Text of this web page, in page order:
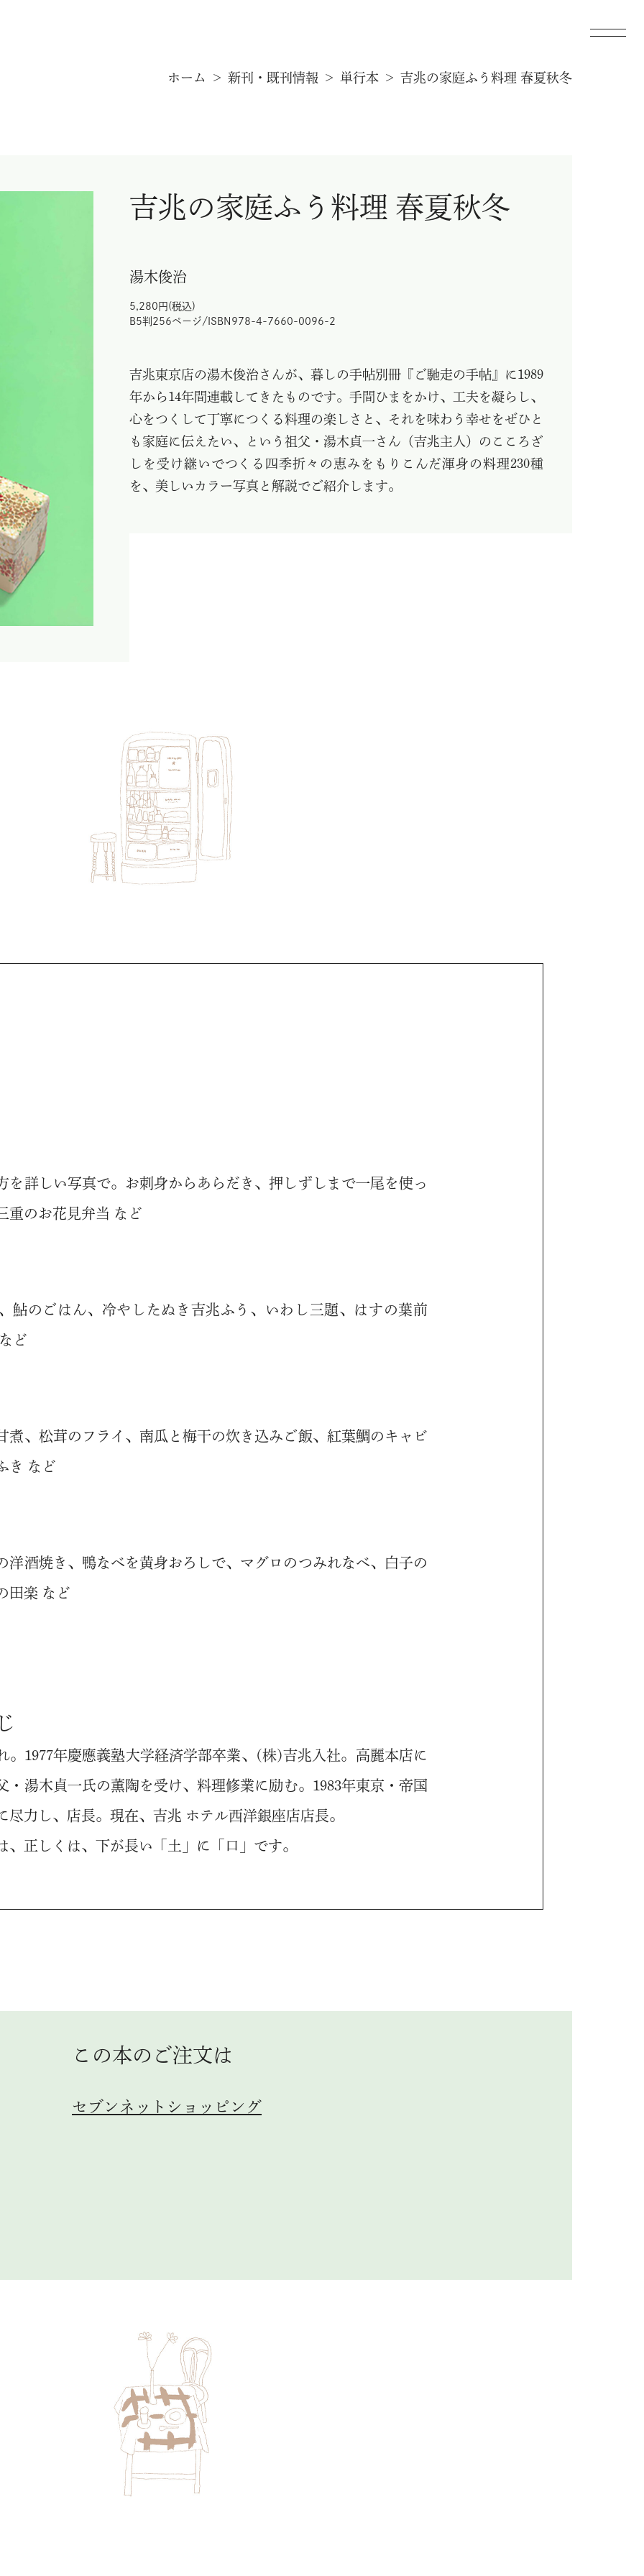
手帖通信
ホーム 新刊・既刊情報 単行本 吉兆の家庭ふう料理 春夏秋冬
吉兆の家庭ふう料理 春夏秋冬
湯木俊治
5,280円(税込)
B5判256ページ/ISBN978-4-7660-0096-2
吉兆東京店の湯木俊治さんが、暮しの手帖別冊『ご馳走の手帖』に1989
年から14年間連載してきたものです。手間ひまをかけ、工夫を凝らし、
心をつくして丁寧につくる料理の楽しさと、それを味わう幸せをぜひと
も家庭に伝えたい、という祖父・湯木貞一さん（吉兆主人）のこころざ
しを受け継いでつくる四季折々の恵みをもりこんだ渾身の料理230種
を、美しいカラー写真と解説でご紹介します。
を詳しい写真で。お刺身からあらだき、押しずしまで一尾を使っ
重のお花見弁当 など
鮎のごはん、冷やしたぬき吉兆ふう、いわし三題、はすの葉前
ど
煮、松茸のフライ、南瓜と梅干の炊き込みご飯、紅葉鯛のキャビ
き など
洋酒焼き、鴨なべを黄身おろしで、マグロのつみれなべ、白子の
田楽 など
。1977年慶應義塾大学経済学部卒業、(株)吉兆入社。高麗本店に
・湯木貞一氏の薫陶を受け、料理修業に励む。1983年東京・帝国
尽力し、店長。現在、吉兆 ホテル西洋銀座店店長。
正しくは、下が長い「土」に「口」です。
この本のご注⽂は
セブンネットショッピング